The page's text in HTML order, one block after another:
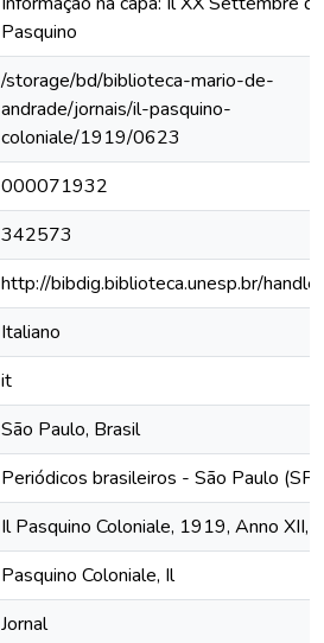
Pasquino
/storage/bd/biblioteca-mario-de-
andrade/jornais/il-pasquino-
coloniale/1919/0623
000071932
342573
http://bibdig.biblioteca.unesp.br/
Italiano
it
São Paulo, Brasil
Periódicos brasileiros - São Paulo (SP)
Il Pasquino Coloniale, 1919, Anno XII,
Pasquino Coloniale, Il
Jornal